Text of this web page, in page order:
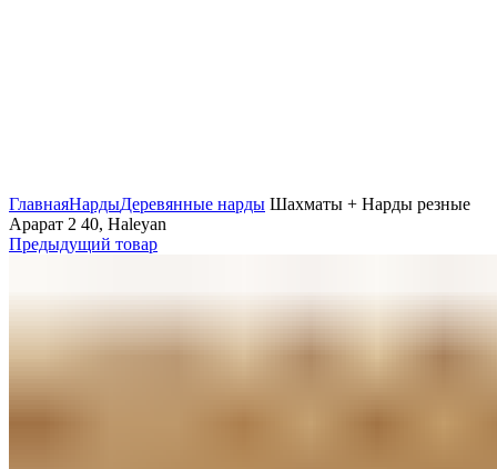
ГлавнаяНардыДеревянные нарды Шахматы + Нарды резные
Арарат 2 40, Haleyan
Предыдущий товар